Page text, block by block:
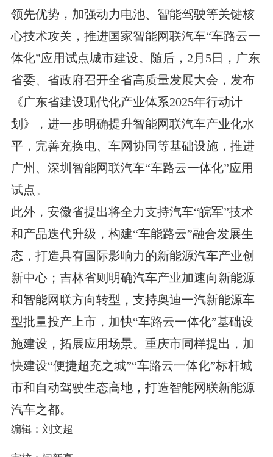
领先优势，加强动力电池、智能驾驶等关键核
心技术攻关，推进国家智能网联汽车“车路云一
体化”应用试点城市建设。随后，2月5日，广东
省委、省政府召开全省高质量发展大会，发布
《广东省建设现代化产业体系2025年行动计
划》，进一步明确提升智能网联汽车产业化水
平，完善充换电、车网协同等基础设施，推进
广州、深圳智能网联汽车“车路云一体化”应用
试点。
此外，安徽省提出将全力支持汽车“皖军”技术
和产品迭代升级，构建“车能路云”融合发展生
态，打造具有国际影响力的新能源汽车产业创
新中心；吉林省则明确汽车产业加速向新能源
和智能网联方向转型，支持奥迪一汽新能源车
型批量投产上市，加快“车路云一体化”基础设
施建设，拓展应用场景。重庆市同样提出，加
快建设“便捷超充之城”“车路云一体化”标杆城
市和自动驾驶生态高地，打造智能网联新能源
汽车之都。
编辑：刘文超